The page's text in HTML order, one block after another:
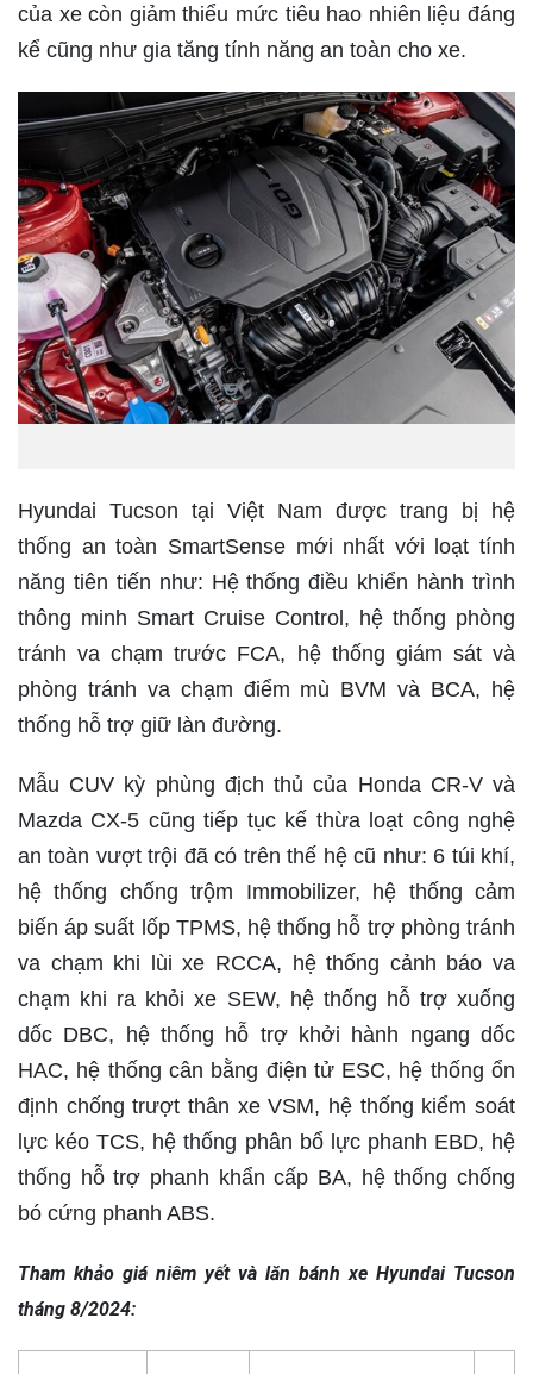
của xe còn giảm thiểu mức tiêu hao nhiên liệu đáng
kể cũng như gia tăng tính năng an toàn cho xe.
Hyundai Tucson tại Việt Nam được trang bị hệ
thống an toàn SmartSense mới nhất với loạt tính
năng tiên tiến như: Hệ thống điều khiển hành trình
thông minh Smart Cruise Control, hệ thống phòng
tránh va chạm trước FCA, hệ thống giám sát và
phòng tránh va chạm điểm mù BVM và BCA, hệ
thống hỗ trợ giữ làn đường.
Mẫu CUV kỳ phùng địch thủ của Honda CR-V và
Mazda CX-5 cũng tiếp tục kế thừa loạt công nghệ
an toàn vượt trội đã có trên thế hệ cũ như: 6 túi khí,
hệ thống chống trộm Immobilizer, hệ thống cảm
biến áp suất lốp TPMS, hệ thống hỗ trợ phòng tránh
va chạm khi lùi xe RCCA, hệ thống cảnh báo va
chạm khi ra khỏi xe SEW, hệ thống hỗ trợ xuống
dốc DBC, hệ thống hỗ trợ khởi hành ngang dốc
HAC, hệ thống cân bằng điện tử ESC, hệ thống ổn
định chống trượt thân xe VSM, hệ thống kiểm soát
lực kéo TCS, hệ thống phân bổ lực phanh EBD, hệ
thống hỗ trợ phanh khẩn cấp BA, hệ thống chống
bó cứng phanh ABS.
Tham khảo giá niêm yết và lăn bánh xe Hyundai Tucson
tháng 8/2024: